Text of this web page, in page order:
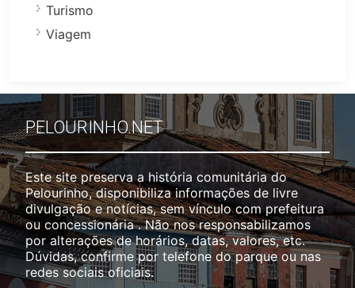
Turismo
Viagem
PELOURINHO.NET
Este site preserva a história comunitária do
Pelourinho, disponibiliza informações de livre
divulgação e notícias, sem vínculo com prefeitura
ou concessionária . Não nos responsabilizamos
por alterações de horários, datas, valores, etc.
Dúvidas, confirme por telefone do parque ou nas
redes sociais oficiais.